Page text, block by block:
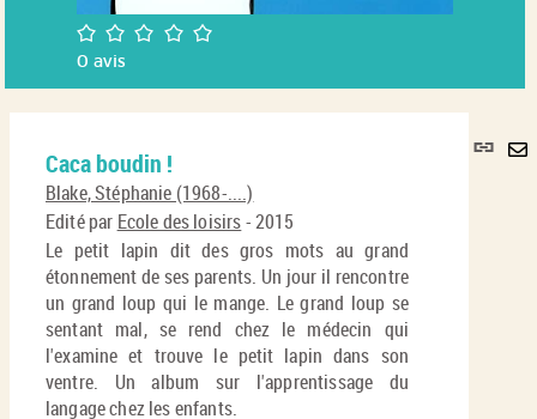
/5
0avis
Lien
Caca boudin !
Blake, Stéphanie (1968-....)
Edité par Ecole des loisirs- 2015
Le petit lapin dit des gros mots au grand
étonnement de ses parents. Un jour il rencontre
un grand loup qui le mange. Le grand loup se
sentant mal, se rend chez le médecin qui
l'examine et trouve le petit lapin dans son
ventre. Un album sur l'apprentissage du
langage chez les enfants.